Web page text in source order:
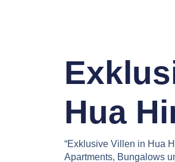
Hua
“Exklusive Villen in Hua
Apartments, Bungalows